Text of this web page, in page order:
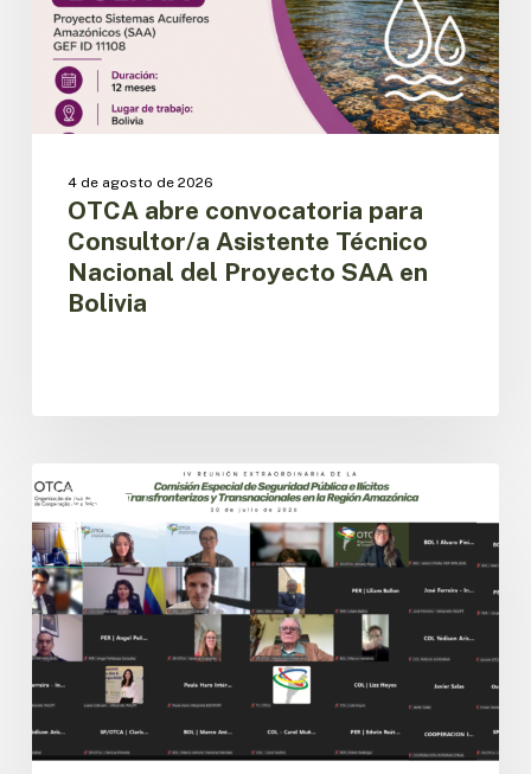
Nacional
del
Proyecto
SAA
4 de agosto de 2026
OTCA abre convocatoria para
Consultor/a Asistente Técnico
Nacional del Proyecto SAA en
Bolivia
CESPIT
amazónicos
avanzan
en
la
implementación
de
la
agenda
regional
de
seguridad